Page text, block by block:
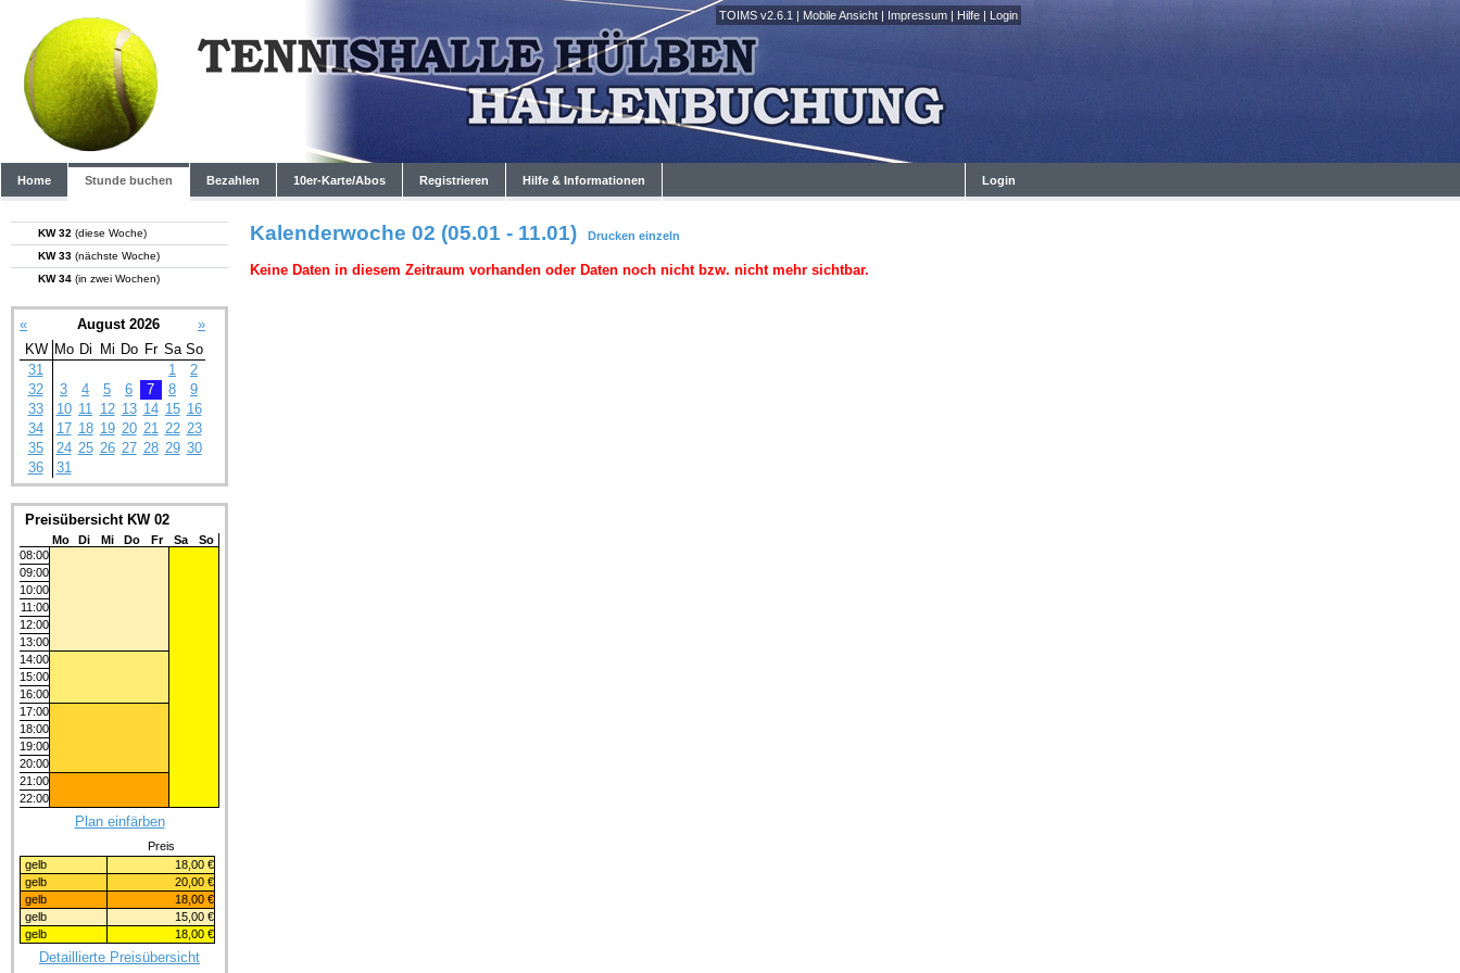
TOIMS v2.6.1 | Mobile Ansicht | Impressum | Hilfe | Login
Home Stunde buchen Bezahlen 10er-Karte/Abos Registrieren Hilfe & Informationen Login
KW 32 (diese Woche)
KW 33 (nächste Woche)
KW 34 (in zwei Wochen)
« August 2026
»
KW Mo Di Mi Do Fr Sa So
31
1
2
32
3 4 5 6 7 8
9
33
10 11 12 13 14 15 16
34
17 18 19 20 21 22 23
35
24 25 26 27 28 29 30
36
31
Preisübersicht KW 02
Mo Di Mi Do Fr Sa
So
08:00
09:00
10:00
11:00
12:00
13:00
14:00
15:00
16:00
17:00
18:00
19:00
20:00
21:00
22:00
Plan einfärben
Preis
gelb
18,00 €
gelb
20,00 €
gelb
18,00 €
gelb
15,00 €
gelb
18,00 €
Detaillierte Preisübersicht
Kalenderwoche 02 (05.01 - 11.01) Drucken einzeln
Keine Daten in diesem Zeitraum vorhanden oder Daten noch nicht bzw. nicht mehr sichtbar.